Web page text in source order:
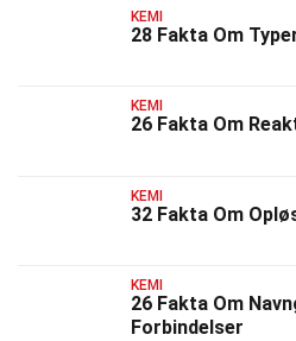
KEMI
28 Fakta Om
KEMI
26 Fakta Om
KEMI
32 Fakta Om
KEMI
26 Fakta Om
Forbindelser